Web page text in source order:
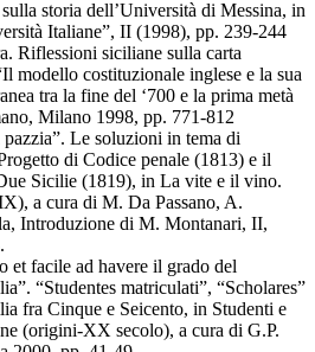
storia dell’Università di Messina, in
Italiane”, II (1998), pp. 239-244
Riflessioni siciliane sulla carta
modello costituzionale inglese e la sua
tra la fine del ‘700 e la prima metà
Milano 1998, pp. 771-812
Le soluzioni in tema di
di Codice penale (1813) e il
Sicilie (1819), in La vite e il vino.
a cura di M. Da Passano, A.
Introduzione di M. Montanari, II,
et facile ad havere il grado del
“Studentes matriculati”, “Scholares”
fra Cinque e Seicento, in Studenti e
(origini-XX secolo), a cura di G.P.